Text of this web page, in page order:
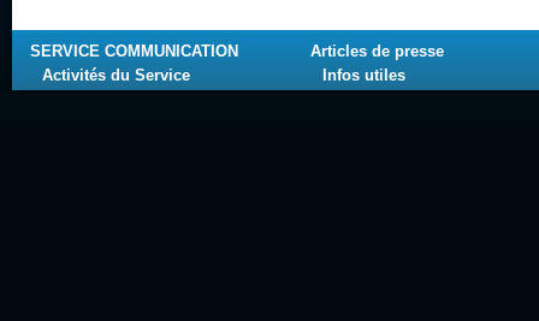
SERVICE COMMUNICATION
Activités du Service
Articles de presse
Infos utiles